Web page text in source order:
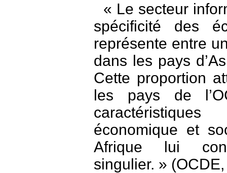
« Le secteur
spécificité des
représente entre
dans les pays
Cette proportion
les pays de
économique et
Afrique lui
singulier. »